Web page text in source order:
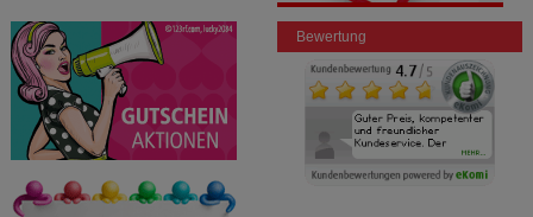
Bewertung